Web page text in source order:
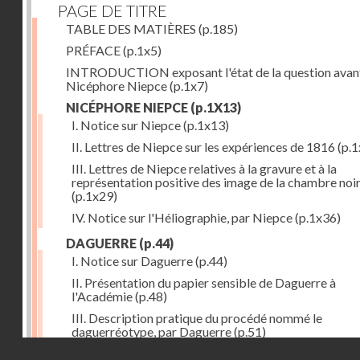
PAGE DE TITRE
TABLE DES MATIÈRES (p.185)
PRÉFACE(p.1x5)
INTRODUCTION exposant l'état de la question
Nicéphore Niepce(p.1x7)
NICÉPHORE NIEPCE (p.1X13)
I. Notice sur Niepce(p.1x13)
II. Lettres de Niepce sur les expériences de 1816
III. Lettres de Niepce relatives à la gravure et à la
représentation positive des image de la chambre
(p.1x29)
IV. Notice sur l'Héliographie, par Niepce(p.1x36)
DAGUERRE (p.44)
I. Notice sur Daguerre(p.44)
II. Présentation du papier sensible de Daguerre à
l'Académie(p.48)
III. Description pratique du procédé nommé le
daguerréotype, par Daguerre(p.51)